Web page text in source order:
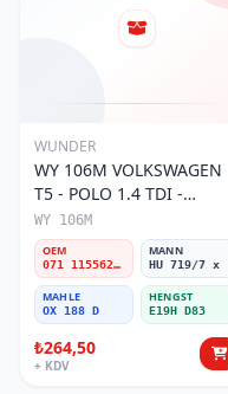
WUNDER
WY 106M VOLKSWAGEN
T5 - POLO 1.4 TDI -
PASSAT- JETTA 071 115562
A Yağ Filtresi
WY 106M
OEM
071 115562 A
MANN
HU 719/7 x
MAHLE
OX 188 D
HENGST
E19H D83
₺264,50
+ KDV